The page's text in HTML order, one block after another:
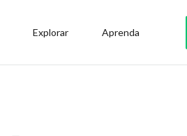
Explorar Aprenda